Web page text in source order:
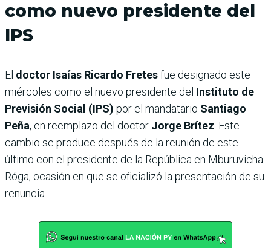
como nuevo presidente del
IPS
El doctor Isaías Ricardo Fretesfue designado este
miércoles como el nuevo presidente del Instituto de
Previsión Social (IPS) por el mandatario Santiago
Peña, en reemplazo del doctor Jorge Brítez. Este
cambio se produce después de la reunión de este
último con el presidente de la República en Mburuvicha
Róga, ocasión en que se oficializó la presentación de su
renuncia.